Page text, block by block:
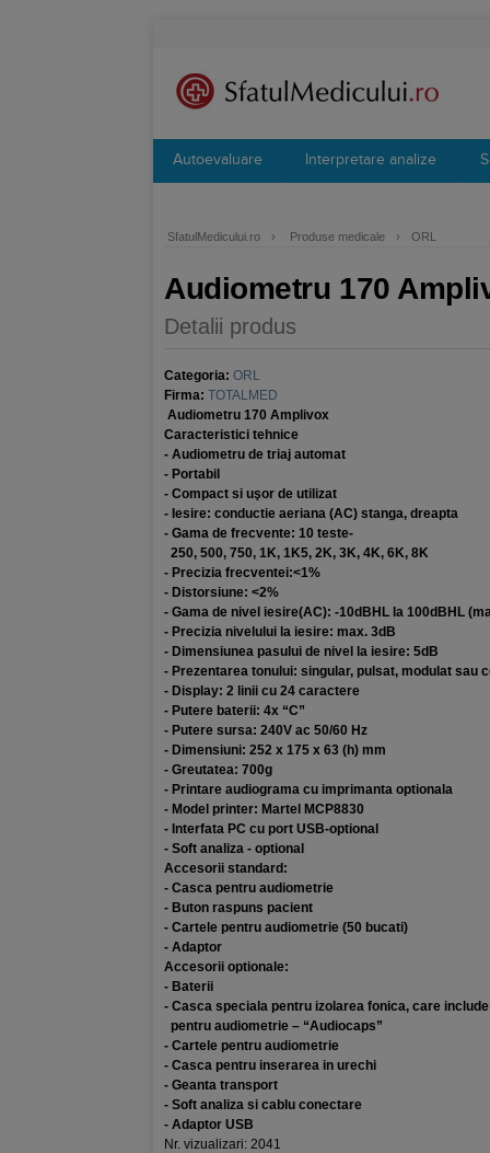
Autoevaluare Interpretare analize
SfatulMedicului.ro › Produse medicale › ORL
Audiometru 170
Detalii produs
Categoria: ORL
Firma: TOTALMED
Audiometru 170 Amplivox
Caracteristici tehnice
- Audiometru de triaj automat
- Portabil
- Compact si uşor de utilizat
- Iesire: conductie aeriana (AC) stanga, dreapta
- Gama de frecvente: 10 teste-
250, 500, 750, 1K, 1K5, 2K, 3K, 4K, 6K, 8K
- Precizia frecventei:<1%
- Distorsiune: <2%
- Gama de nivel iesire(AC): -10dBHL la 100dBHL
- Precizia nivelului la iesire: max. 3dB
- Dimensiunea pasului de nivel la iesire: 5dB
- Prezentarea tonului: singular, pulsat, modulat sau
- Display: 2 linii cu 24 caractere
- Putere baterii: 4x “C”
- Putere sursa: 240V ac 50/60 Hz
- Dimensiuni: 252 x 175 x 63 (h) mm
- Greutatea: 700g
- Printare audiograma cu imprimanta optionala
- Model printer: Martel MCP8830
- Interfata PC cu port USB-optional
- Soft analiza - optional
Accesorii standard:
- Casca pentru audiometrie
- Buton raspuns pacient
- Cartele pentru audiometrie (50 bucati)
- Adaptor
Accesorii optionale:
- Baterii
- Casca speciala pentru izolarea fonica, care
pentru audiometrie – “Audiocaps”
- Cartele pentru audiometrie
- Casca pentru inserarea in urechi
- Geanta transport
- Soft analiza si cablu conectare
- Adaptor USB
Nr. vizualizari: 2041